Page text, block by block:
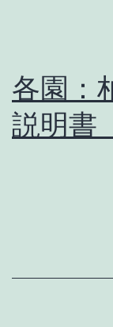
各園：
説明書